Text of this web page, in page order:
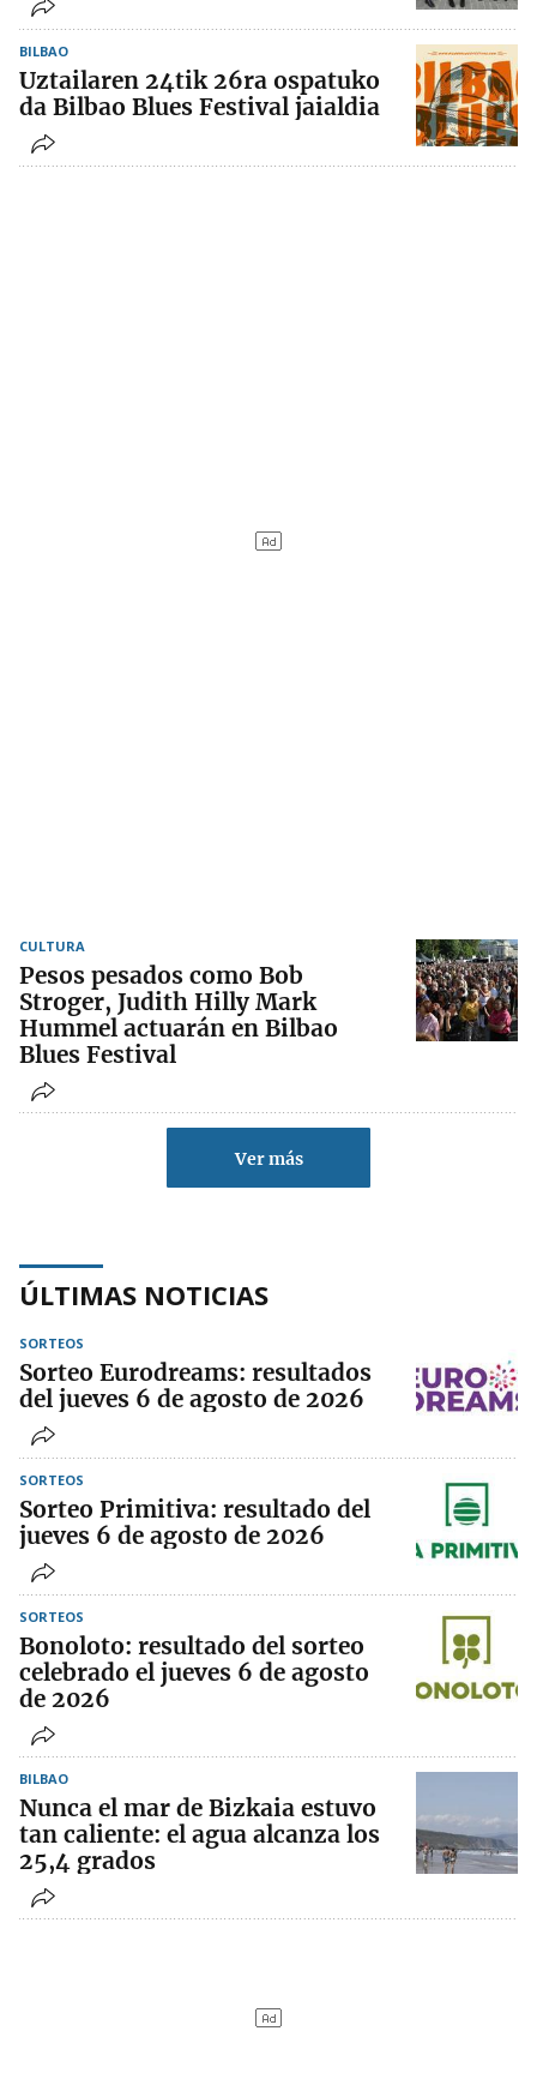
BILBAO
Uztailaren 24tik 26ra ospatuko
da Bilbao Blues Festival jaialdia
CULTURA
Pesos pesados como Bob
Stroger, Judith Hilly Mark
Hummel actuarán en Bilbao
Blues Festival
Ver más
ÚLTIMAS NOTICIAS
SORTEOS
Sorteo Eurodreams: resultados
del jueves 6 de agosto de 2026
SORTEOS
Sorteo Primitiva: resultado del
jueves 6 de agosto de 2026
SORTEOS
Bonoloto: resultado del sorteo
celebrado el jueves 6 de agosto
de 2026
BILBAO
Nunca el mar de Bizkaia estuvo
tan caliente: el agua alcanza los
25,4 grados